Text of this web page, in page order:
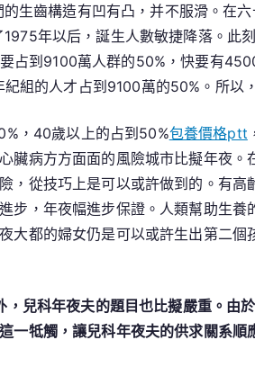
生齒構造有凹有凸，并不服滑。在
年以后，誕生人數敏捷降落。此
占到9100萬人群的50%，快要有
組的人才占到9100萬的50%。所以
，40歲以上的占到50%包養價格ptt
臟病方方面面的風險城市比擬年夜
，從技巧上是可以或許做到的。有
步，年夜幅進步保證。人類幫助生
大都的婦女仍是可以或許生出第二
兒科年夜夫的題目也比擬嚴重。由
一牴觸，讓兒科年夜夫的供求關系順